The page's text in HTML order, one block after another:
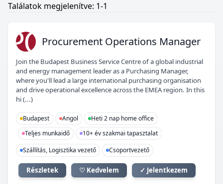
Találatok megjelenítve: 1-1
POProcurement Operations Manager
Join the Budapest Business Service Centre of a global industrial
and energy management leader as a Purchasing Manager,
where you'll lead a large international purchasing organisation
and drive operational excellence across the EMEA region. In this
hi (...)
Budapest Angol
Heti 2 nap home office
Teljes munkaidő
10+ év szakmai tapasztalat
Szállítás, Logisztika vezető
Csoportvezető
Részletek ♡ Kedvelem ✓ Jelentkezem